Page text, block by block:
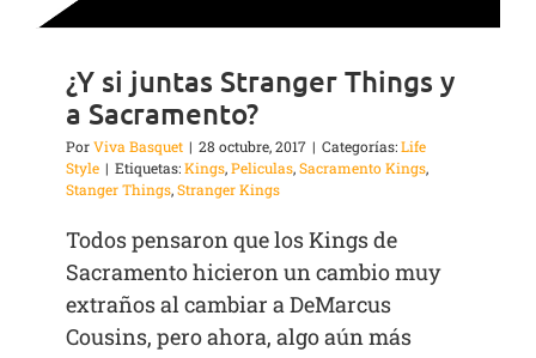
¿Y si juntas Stranger Things y
a Sacramento?
PorViva Basquet | 28 octubre, 2017 | Categorías:Life
Style | Etiquetas:Kings,Peliculas,Sacramento Kings,
Stanger Things,Stranger Kings
Todos pensaron que los Kings de
Sacramento hicieron un cambio muy
extraños al cambiar a DeMarcus
Cousins, pero ahora, algo aún más